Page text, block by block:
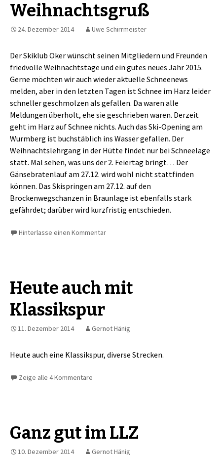
Weihnachtsgruß
24. Dezember 2014 Uwe Schirrmeister
Der Skiklub Oker wünscht seinen Mitgliedern und Freunden
friedvolle Weihnachtstage und ein gutes neues Jahr 2015.
Gerne möchten wir auch wieder aktuelle Schneenews
melden, aber in den letzten Tagen ist Schnee im Harz leider
schneller geschmolzen als gefallen. Da waren alle
Meldungen überholt, ehe sie geschrieben waren. Derzeit
geht im Harz auf Schnee nichts. Auch das Ski-Opening am
Wurmberg ist buchstäblich ins Wasser gefallen. Der
Weihnachtslehrgang in der Hütte findet nur bei Schneelage
statt. Mal sehen, was uns der 2. Feiertag bringt… Der
Gänsebratenlauf am 27.12. wird wohl nicht stattfinden
können. Das Skispringen am 27.12. auf den
Brockenwegschanzen in Braunlage ist ebenfalls stark
gefährdet; darüber wird kurzfristig entschieden.
Hinterlasse einen Kommentar
Heute auch mit
Klassikspur
11. Dezember 2014 Gernot Hänig
Heute auch eine Klassikspur, diverse Strecken.
Zeige alle 4 Kommentare
Ganz gut im LLZ
10. Dezember 2014 Gernot Hänig